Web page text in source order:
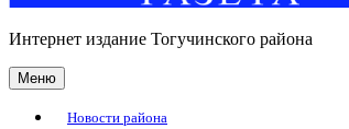
Интернет издание Тогучинского района
Меню
Новости района